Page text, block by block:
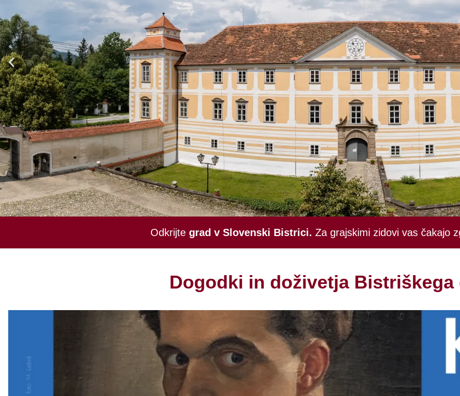
Grad Slovenska Bistrica - Bistriški
V središču mesta Slovenska Bistrica stoji prvovrsten
umetnostni spomenik –
, ki je neposredno
povezan z razvojem mesta Slovenska Bistrica.
Preverite delovni čas in možnosti ogledov.
Odkrijte grad v Slovenski Bistrici. Za grajskimi zidovi vas čakajo
Dogodki in doživetja Bistriškega